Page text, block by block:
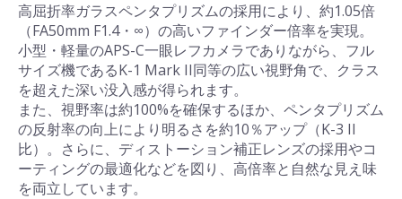
高屈折率ガラスペンタプリズムの採用により、約1.05倍
（FA50mm F1.4・∞）の高いファインダー倍率を実現。
小型・軽量のAPS-C一眼レフカメラでありながら、フル
サイズ機であるK-1 Mark II同等の広い視野角で、クラス
を超えた深い没入感が得られます。
また、視野率は約100%を確保するほか、ペンタプリズム
の反射率の向上により明るさを約10％アップ（K-3 II
比）。さらに、ディストーション補正レンズの採用やコ
ーティングの最適化などを図り、高倍率と自然な見え味
を両立しています。